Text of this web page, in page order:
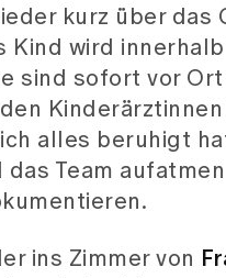
kurz über das
wird
sind sofort vor
alles beruhigt
Team
ins Zimmer von